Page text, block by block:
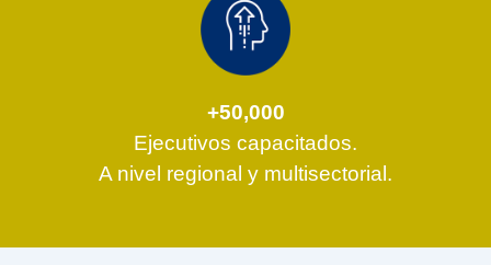
+50,000
Ejecutivos capacitados.
A nivel regional y multisectorial.